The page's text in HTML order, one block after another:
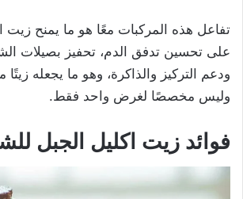
تفاعل هذه المركبات معًا هو ما يمنح زيت
على تحسين تدفق الدم، تحفيز بصيلات
ودعم التركيز والذاكرة، وهو ما يجعله زيتًا
وليس مخصصًا لغرض واحد فقط.
فوائد زيت اكليل الجبل